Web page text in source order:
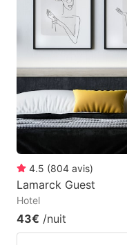
4.5 (804 avis)
Lamarck Guest
Hotel
43€ /nuit